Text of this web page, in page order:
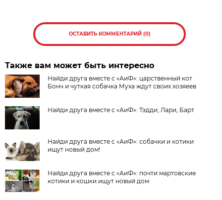
ОСТАВИТЬ КОММЕНТАРИЙ (0)
Также вам может быть интересно
Найди друга вместе с «АиФ»: царственный кот
Бонч и чуткая собачка Муха ждут своих хозяеев
Найди друга вместе с «АиФ»: Тэдди, Лари, Барт
Найди друга вместе с «АиФ»: собачки и котики
ищут новый дом!
Найди друга вместе с «АиФ»: почти мартовские
котики и кошки ищут новый дом